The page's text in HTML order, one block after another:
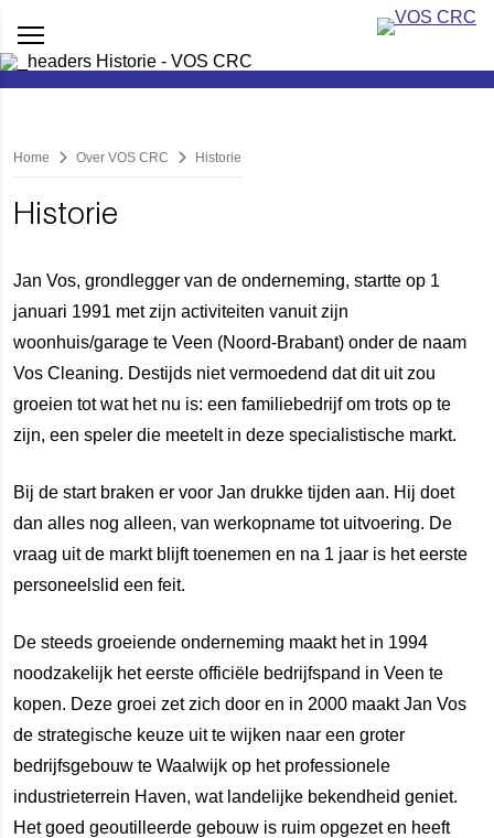
Home Over VOS CRC Historie
Historie
Jan Vos, grondlegger van de onderneming, startte op 1
januari 1991 met zijn activiteiten vanuit zijn
woonhuis/garage te Veen (Noord-Brabant) onder de naam
Vos Cleaning. Destijds niet vermoedend dat dit uit zou
groeien tot wat het nu is: een familiebedrijf om trots op te
zijn, een speler die meetelt in deze specialistische markt.
Bij de start braken er voor Jan drukke tijden aan. Hij doet
dan alles nog alleen, van werkopname tot uitvoering. De
vraag uit de markt blijft toenemen en na 1 jaar is het eerste
personeelslid een feit.
De steeds groeiende onderneming maakt het in 1994
noodzakelijk het eerste officiële bedrijfspand in Veen te
kopen. Deze groei zet zich door en in 2000 maakt Jan Vos
de strategische keuze uit te wijken naar een groter
bedrijfsgebouw te Waalwijk op het professionele
industrieterrein Haven, wat landelijke bekendheid geniet.
Het goed geoutilleerde gebouw is ruim opgezet en heeft